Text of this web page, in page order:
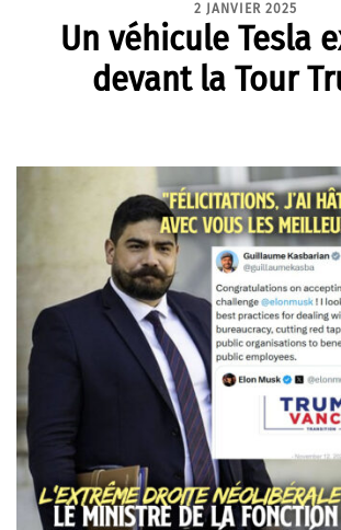
2 JANVIER 2025
Un véhicule Tesla
devant la Tour